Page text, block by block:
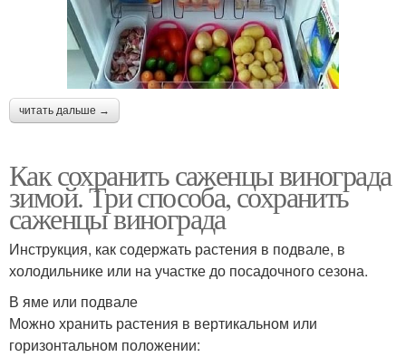
читать дальше →
Как сохранить саженцы винограда
зимой. Три способа, сохранить
саженцы винограда
Инструкция, как содержать растения в подвале, в
холодильнике или на участке до посадочного сезона.
В яме или подвале
Можно хранить растения в вертикальном или
горизонтальном положении: